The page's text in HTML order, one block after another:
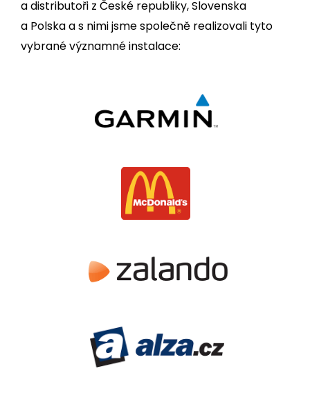
a distributoři z České republiky, Slovenska
a Polska a s nimi jsme společně realizovali tyto
vybrané významné instalace: